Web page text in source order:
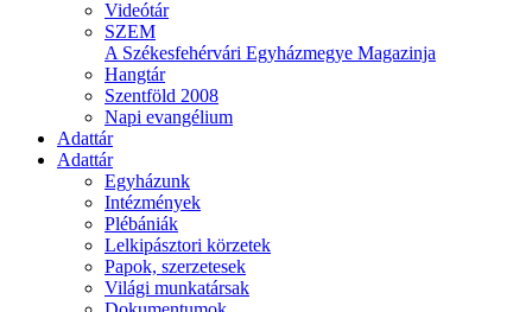
Videótár
SZEM
A Székesfehérvári Egyházmegye Magazinja
Hangtár
Szentföld 2008
Napi evangélium
Adattár
Adattár
Egyházunk
Intézmények
Plébániák
Lelkipásztori körzetek
Papok, szerzetesek
Világi munkatársak